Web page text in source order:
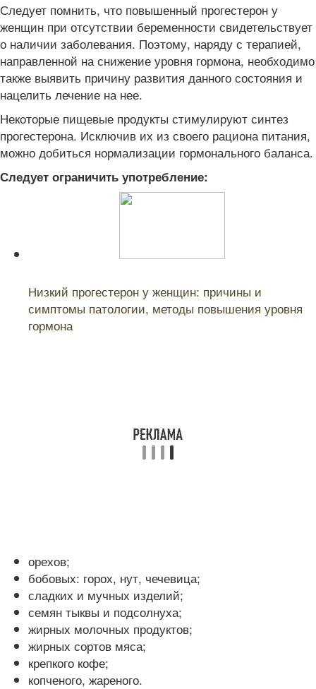
Следует помнить, что повышенный прогестерон у
женщин при отсутствии беременности свидетельствует
о наличии заболевания. Поэтому, наряду с терапией,
направленной на снижение уровня гормона, необходимо
также выявить причину развития данного состояния и
нацелить лечение на нее.
Некоторые пищевые продукты стимулируют синтез
прогестерона. Исключив их из своего рациона питания,
можно добиться нормализации гормонального баланса.
Следует ограничить употребление:
Низкий прогестерон у женщин: причины и
симптомы патологии, методы повышения уровня
гормона
орехов;
бобовых: горох, нут, чечевица;
сладких и мучных изделий;
семян тыквы и подсолнуха;
жирных молочных продуктов;
жирных сортов мяса;
крепкого кофе;
копченого, жареного.